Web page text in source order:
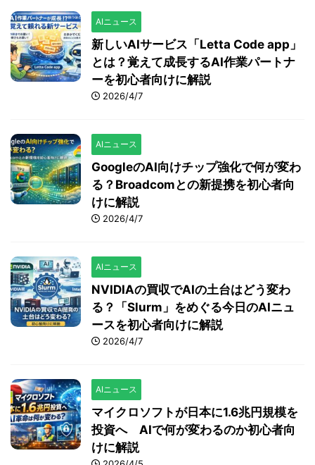
AIニュース
新しいAIサービス「Letta Code app」
とは？覚えて成長するAI作業パートナ
ーを初心者向けに解説
2026/4/7
AIニュース
GoogleのAI向けチップ強化で何が変わ
る？Broadcomとの新提携を初心者向
けに解説
2026/4/7
AIニュース
NVIDIAの買収でAIの土台はどう変わ
る？「Slurm」をめぐる今日のAIニュ
ースを初心者向けに解説
2026/4/7
AIニュース
マイクロソフトが日本に1.6兆円規模を
投資へ AIで何が変わるのか初心者向
けに解説